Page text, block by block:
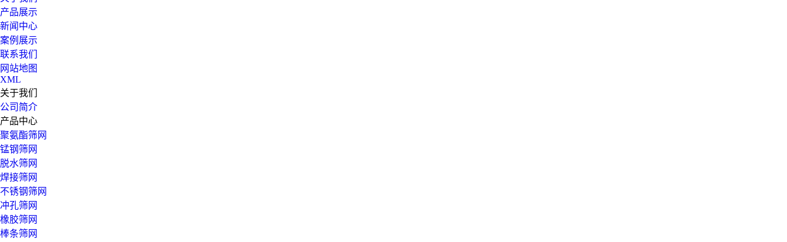
产品展示
新闻中心
案例展示
联系我们
网站地图
XML
关于我们
公司简介
产品中心
聚氨酯筛网
锰钢筛网
脱水筛网
焊接筛网
不锈钢筛网
冲孔筛网
橡胶筛网
棒条筛网